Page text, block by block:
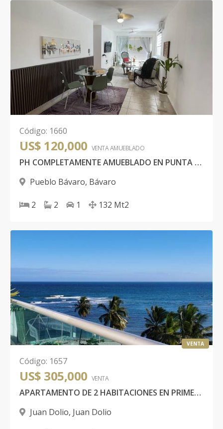
Código: 1660
US$ 120,000 VENTA AMUEBLADO
PH COMPLETAMENTE AMUEBLADO EN PUNTA CANA | TERRAZA PRIVADA | US$125K
Pueblo Bávaro, Bávaro
2 2 1 132 Mt2
VENTA
Código: 1657
US$ 305,000 VENTA
APARTAMENTO DE 2 HABITACIONES EN PRIMERA LÍNEA DE PLAYA, JUAN DOLIO
Juan Dolio, Juan Dolio